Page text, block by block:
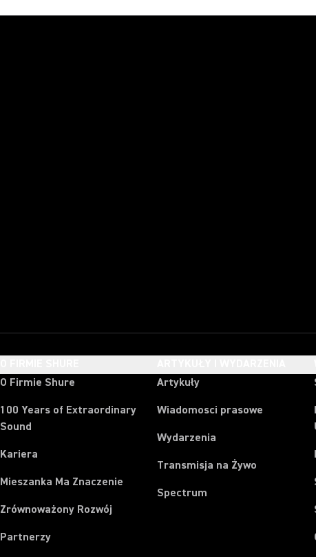
O Firmie Shure
100 Years of Extraordinary
Sound
Kariera
Mieszanka Ma Znaczenie
Zrównoważony Rozwój
Partnerzy
Artykuły
Wiadomosci prasowe
Wydarzenia
Transmisja na Żywo
Spectrum